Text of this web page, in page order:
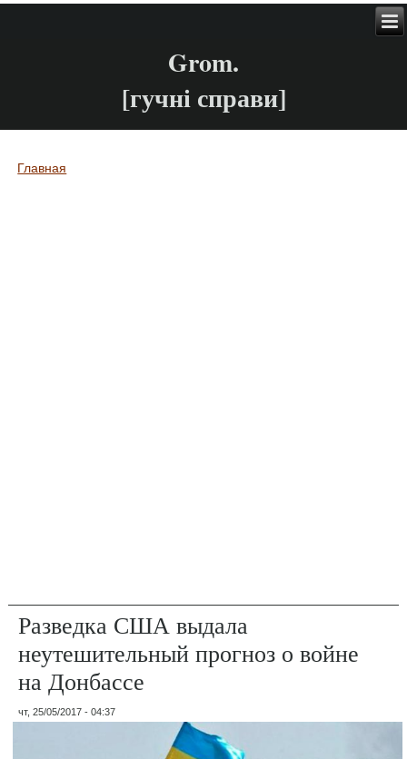
Grom.
[гучні справи]
Вы здесь
Главная
Разведка США выдала
неутешительный прогноз о войне
на Донбассе
чт, 25/05/2017 - 04:37